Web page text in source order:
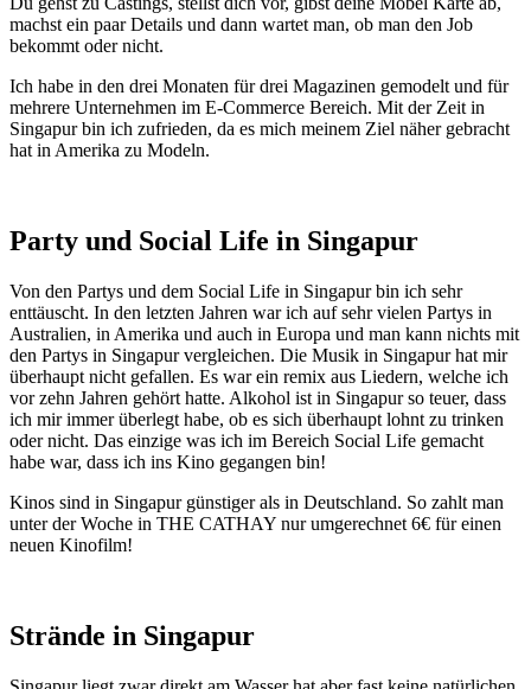
machst ein paar Details und dann wartet man, ob man den Job
bekommt oder nicht.
Ich habe in den drei Monaten für drei Magazinen gemodelt und für
mehrere Unternehmen im E-Commerce Bereich. Mit der Zeit in
Singapur bin ich zufrieden, da es mich meinem Ziel näher gebracht
hat in Amerika zu Modeln.
Party und Social Life in Singapur
Von den Partys und dem Social Life in Singapur bin ich sehr
enttäuscht. In den letzten Jahren war ich auf sehr vielen Partys in
Australien, in Amerika und auch in Europa und man kann nichts mit
den Partys in Singapur vergleichen. Die Musik in Singapur hat mir
überhaupt nicht gefallen. Es war ein remix aus Liedern, welche ich
vor zehn Jahren gehört hatte. Alkohol ist in Singapur so teuer, dass
ich mir immer überlegt habe, ob es sich überhaupt lohnt zu trinken
oder nicht. Das einzige was ich im Bereich Social Life gemacht
habe war, dass ich ins Kino gegangen bin!
Kinos sind in Singapur günstiger als in Deutschland. So zahlt man
unter der Woche in THE CATHAY nur umgerechnet 6€ für einen
neuen Kinofilm!
Strände in Singapur